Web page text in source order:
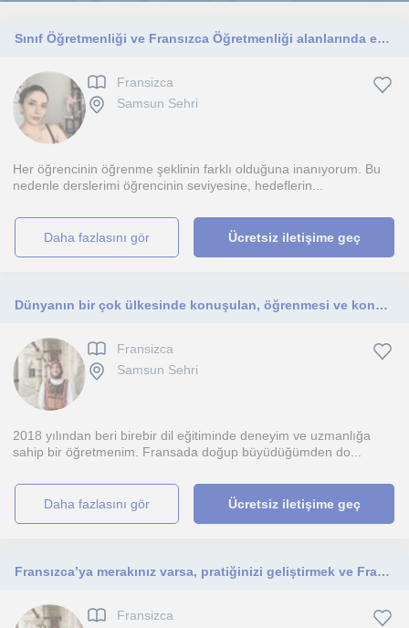
Sınıf Öğretmenliği ve Fransızca Öğretmenliği alanlarında eğitim alıyorum. Fransa'da Bordeaux INSPE'de akademik deneyim kazanarak f
Fransizca
Samsun Sehri
Her öğrencinin öğrenme şeklinin farklı olduğuna inanıyorum. Bu
nedenle derslerimi öğrencinin seviyesine, hedeflerin...
daha fazlasını gör Ücretsiz iletişime geç
Dünyanın bir çok ülkesinde konuşulan, öğrenmesi ve konuşması keyifli bir dil olan Fransızcayı bol pratikle birlikte keşfedelim.
Fransizca
Samsun Sehri
2018 yılından beri birebir dil eğitiminde deneyim ve uzmanlığa
sahip bir öğretmenim. Fransada doğup büyüdüğümden do...
daha fazlasını gör Ücretsiz iletişime geç
Fransızca’ya merakınız varsa, pratiğinizi geliştirmek ve Fransız kültürünü seviyorsanız ya da öğrenmek istiyorsanız buradayım!
Fransizca